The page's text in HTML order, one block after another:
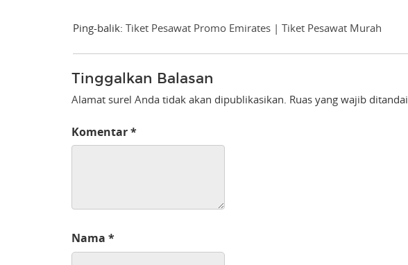
Ping-balik: Tiket Pesawat Promo Emirates | Tiket Pesawat Murah
Tinggalkan Balasan
Alamat surel Anda tidak akan dipublikasikan. Ruas yang wajib ditandai
Komentar*
Nama *